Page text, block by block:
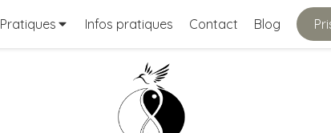
Pratiques Infos pratiques Contact Blog